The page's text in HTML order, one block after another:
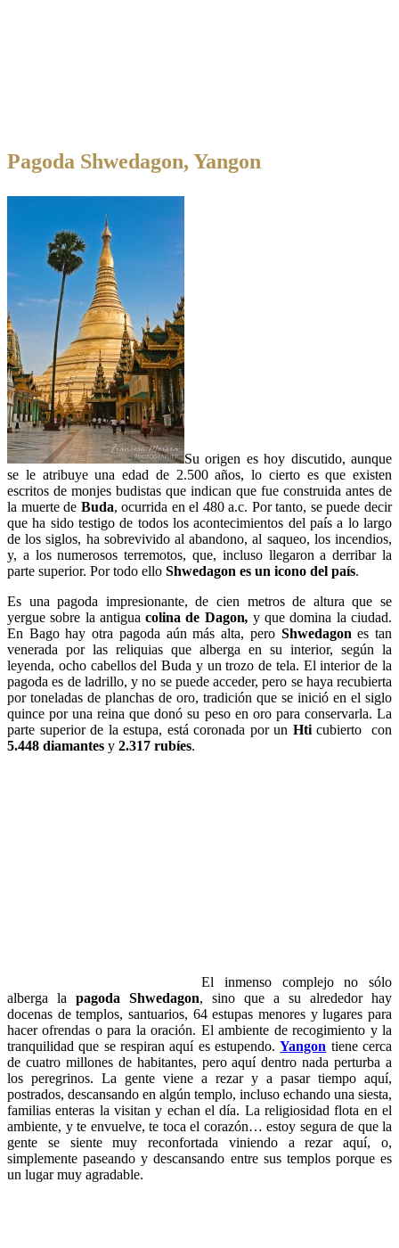
Pagoda Shwedagon, Yangon
Su origen es hoy discutido, aunque
se le atribuye una edad de 2.500 años, lo cierto es que existen
escritos de monjes budistas que indican que fue construida antes de
la muerte de Buda, ocurrida en el 480 a.c. Por tanto, se puede decir
que ha sido testigo de todos los acontecimientos del país a lo largo
de los siglos, ha sobrevivido al abandono, al saqueo, los incendios,
y, a los numerosos terremotos, que, incluso llegaron a derribar la
parte superior. Por todo ello Shwedagon es un icono del país.
Es una pagoda impresionante, de cien metros de altura que se
yergue sobre la antiguacolina de Dagon, y que domina la ciudad.
En Bago hay otra pagoda aún más alta, pero Shwedagon es tan
venerada por las reliquias que alberga en su interior, según la
leyenda, ocho cabellos del Buda y un trozo de tela. El interior de la
pagoda es de ladrillo, y no se puede acceder, pero se haya recubierta
por toneladas de planchas de oro, tradición que se inició en el siglo
quince por una reina que donó su peso en oro para conservarla. La
parte superior de la estupa, está coronada por un Hti cubierto con
5.448 diamantes y 2.317 rubíes.
El inmenso complejo no sólo
alberga la pagoda Shwedagon, sino que a su alrededor hay
docenas de templos, santuarios, 64 estupas menores y lugares para
hacer ofrendas o para la oración. El ambiente de recogimiento y la
tranquilidad que se respiran aquí es estupendo.Yangon tiene cerca
de cuatro millones de habitantes, pero aquí dentro nada perturba a
los peregrinos. La gente viene a rezar y a pasar tiempo aquí,
postrados, descansando en algún templo, incluso echando una siesta,
familias enteras la visitan y echan el día. La religiosidad flota en el
ambiente, y te envuelve, te toca el corazón… estoy segura de que la
gente se siente muy reconfortada viniendo a rezar aquí, o,
simplemente paseando y descansando entre sus templos porque es
un lugar muy agradable.